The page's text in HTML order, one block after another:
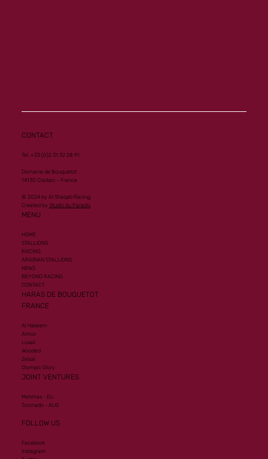
CONTACT
Tel. +33 (0)2 31 32 28 91
Domaine de Bouquetot
14130 Clarbec - France
© 2024 by Al Shaqab Racing.
Created by Studio du Paradis
MENU
HOME
STALLIONS
RACING
ARABIAN STALLIONS
NEWS
BEYOND RACING
CONTACT
HARAS DE BOUQUETOT
FRANCE
Al Hakeem
Armor
Lusail
Wooded
Zelzal
Olympic Glory
JOINT VENTURES
Mehmas - EU
Toronado - AUS
FOLLOW US
Facebook
Instagram